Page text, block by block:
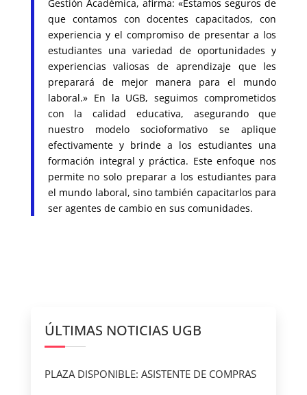
Gestión Académica, afirma: «Estamos seguros de
que contamos con docentes capacitados, con
experiencia y el compromiso de presentar a los
estudiantes una variedad de oportunidades y
experiencias valiosas de aprendizaje que les
preparará de mejor manera para el mundo
laboral.» En la UGB, seguimos comprometidos
con la calidad educativa, asegurando que
nuestro modelo socioformativo se aplique
efectivamente y brinde a los estudiantes una
formación integral y práctica. Este enfoque nos
permite no solo preparar a los estudiantes para
el mundo laboral, sino también capacitarlos para
ser agentes de cambio en sus comunidades.
ÚLTIMAS NOTICIAS UGB
PLAZA DISPONIBLE: ASISTENTE DE COMPRAS